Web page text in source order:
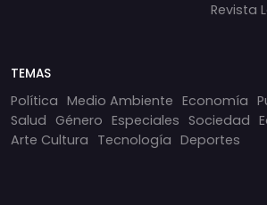
Revista
TEMAS
Política Medio Ambiente Economía
Salud Género Especiales Sociedad
Arte Cultura Tecnología Deportes